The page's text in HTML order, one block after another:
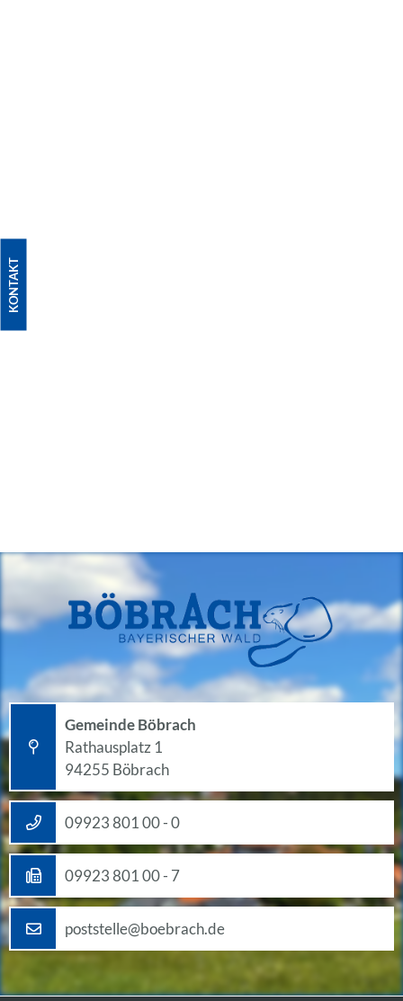
KONTAKT
Gemeinde Böbrach
Rathausplatz 1
94255 Böbrach
09923 801 00 - 0
09923 801 00 - 7
poststelle@boebrach.de